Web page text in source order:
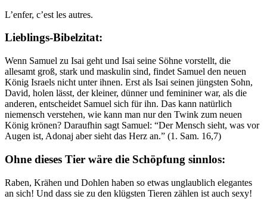
L’enfer, c’est les autres.
Lieblings-Bibelzitat:
Wenn Samuel zu Isai geht und Isai seine Söhne vorstellt, die
allesamt groß, stark und maskulin sind, findet Samuel den neuen
König Israels nicht unter ihnen. Erst als Isai seinen jüngsten Sohn,
David, holen lässt, der kleiner, dünner und femininer war, als die
anderen, entscheidet Samuel sich für ihn. Das kann natürlich
niemensch verstehen, wie kann man nur den Twink zum neuen
König krönen? Daraufhin sagt Samuel: “Der Mensch sieht, was vor
Augen ist, Adonaj aber sieht das Herz an.” (1. Sam. 16,7)
Ohne dieses Tier wäre die Schöpfung sinnlos:
Raben, Krähen und Dohlen haben so etwas unglaublich elegantes
an sich! Und dass sie zu den klügsten Tieren zählen ist auch sexy!